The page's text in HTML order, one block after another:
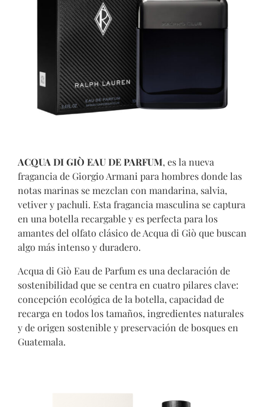
ACQUA DI GIÒ EAU DE PARFUM, es la nueva
fragancia de Giorgio Armani para hombres donde las
notas marinas se mezclan con mandarina, salvia,
vetiver y pachuli. Esta fragancia masculina se captura
en una botella recargable y es perfecta para los
amantes del olfato clásico de Acqua di Giò que buscan
algo más intenso y duradero.
Acqua di Giò Eau de Parfum es una declaración de
sostenibilidad que se centra en cuatro pilares clave:
concepción ecológica de la botella, capacidad de
recarga en todos los tamaños, ingredientes naturales
y de origen sostenible y preservación de bosques en
Guatemala.